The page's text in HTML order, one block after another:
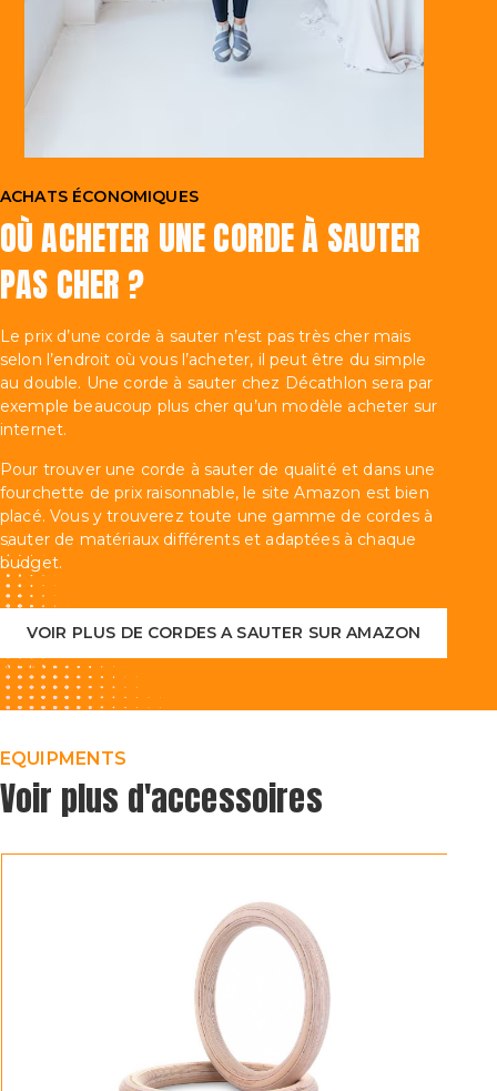
ACHATS ÉCONOMIQUES
OÙ ACHETER UNE CORDE À SAUTER
PAS CHER ?
Le prix d’une corde à sauter n’est pas très cher mais
selon l’endroit où vous l’acheter, il peut être du simple
au double. Une corde à sauter chez Décathlon sera par
exemple beaucoup plus cher qu’un modèle acheter sur
internet.
Pour trouver une corde à sauter de qualité et dans une
fourchette de prix raisonnable, le site Amazon est bien
placé. Vous y trouverez toute une gamme de cordes à
sauter de matériaux différents et adaptées à chaque
budget.
VOIR PLUS DE CORDES A SAUTER SUR AMAZON
ACHATS ÉCONOMIQUES
EQUIPMENTS
Voir plus d'accessoires